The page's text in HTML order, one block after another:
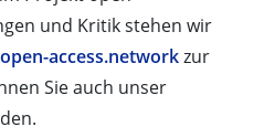
und Kritik stehen wir
access.networkzur
Sie auch unser